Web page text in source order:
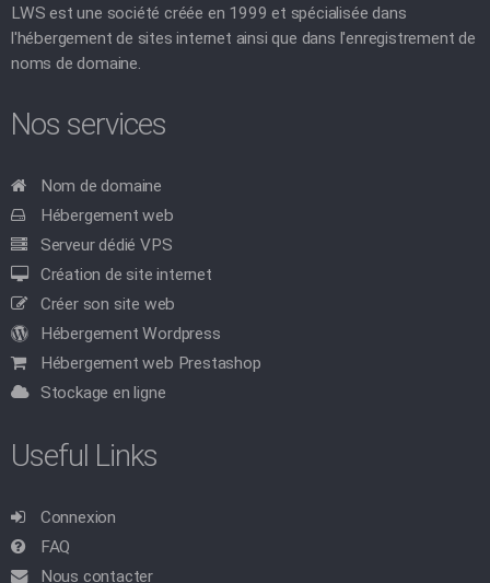
LWS est une société créée en 1999 et spécialisée dans
l'hébergement de sites internet ainsi que dans l'enregistrement de
noms de domaine.
Nos services
Nom de domaine
Hébergement web
Serveur dédié VPS
Création de site internet
Créer son site web
Hébergement Wordpress
Hébergement web Prestashop
Stockage en ligne
Useful Links
Connexion
FAQ
Nous contacter